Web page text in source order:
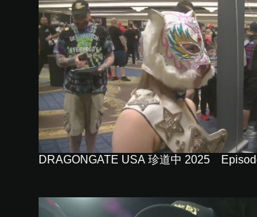
DRAGONGATE USA 珍道中 2025